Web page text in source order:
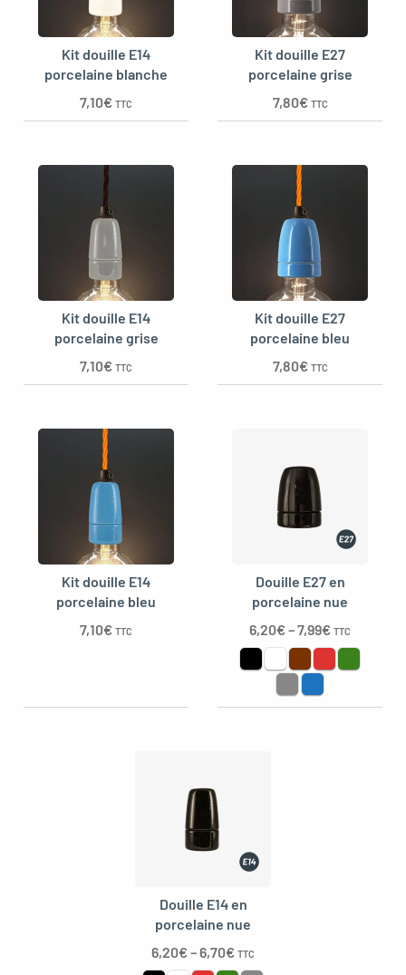
Kit douille E14
porcelaine blanche
7,10€ TTC
Kit douille E27
porcelaine grise
7,80€ TTC
Kit douille E14
porcelaine grise
7,10€ TTC
Kit douille E27
porcelaine bleu
7,80€ TTC
Kit douille E14
porcelaine bleu
7,10€ TTC
Douille E27 en
porcelaine nue
6,20€–7,99€ TTC
Douille E14 en
porcelaine nue
6,20€–6,70€ TTC